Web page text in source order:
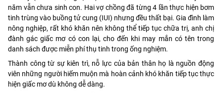
năm vẫn chưa sinh con. Hai vợ chồng đã từng 4 lần thực hiện bơm
tinh trùng vào buồng tử cung (IUI) nhưng đều thất bại. Gia đình làm
nông nghiệp, rất khó khăn nên không thể tiếp tục chữa trị, anh chị
đành gác giấc mơ có con lại, cho đến khi may mắn có tên trong
danh sách được miễn phí thụ tinh trong ống nghiệm.
Thành công từ sự kiên trì, nỗ lực của bản thân họ là nguồn động
viên những người hiếm muộn mà hoàn cảnh khó khăn tiếp tục thực
hiện giấc mơ dù không dễ dàng.